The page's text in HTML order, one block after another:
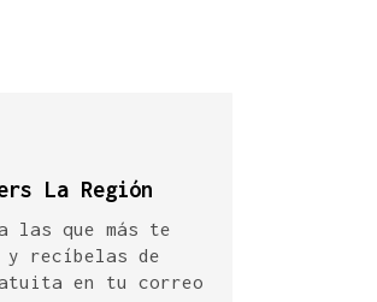
La Región
las que más te
y recíbelas de
en tu correo